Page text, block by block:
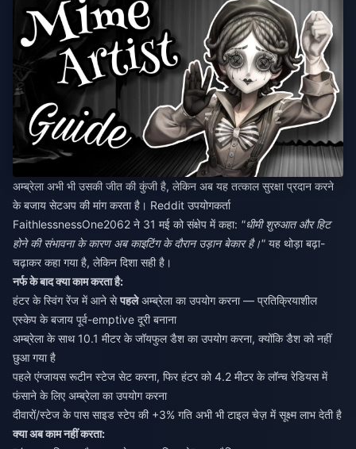
अम्ब्रेला अभी भी उसकी जीत की कुंजी है, लेकिन अब यह तत्काल सुरक्षा प्रदान करने
के बजाय सेटअप की मांग करता है। Reddit उपयोगकर्ता
FaithlessnessOne2062 ने 31 मई को संक्षेप में कहा: "धीमी शुरुआत और हिट
होने की संभावना के कारण अब काइटिंग के दौरान उड़ान बेकार है।" यह थोड़ा बढ़ा-
चढ़ाकर कहा गया है, लेकिन दिशा सही है।
नर्फ के बाद क्या काम करता है:
हंटर के स्विंग रेंज में आने सेपहलेअम्ब्रेला का उपयोग करना — प्रतिक्रियाशील
एस्केप के बजाय पूर्व-emptive दूरी बनाना
अम्ब्रेला के साथ 10.1 मीटर के जॉयफुल डैश का उपयोग करना, क्योंकि डैश को नहीं
छुआ गया है
पहले एंग्जायस रूटीन स्टेज सेट करना, फिर हंटर को 4.2 मीटर के लॉन्च रेडियस में
फंसाने के लिए अम्ब्रेला का उपयोग करना
दीवारों/स्टेज के पास साइड स्टेप की +3% गति अभी भी टाइल चेज़ में सूक्ष्म लाभ देती है
क्या अब काम नहीं करता: